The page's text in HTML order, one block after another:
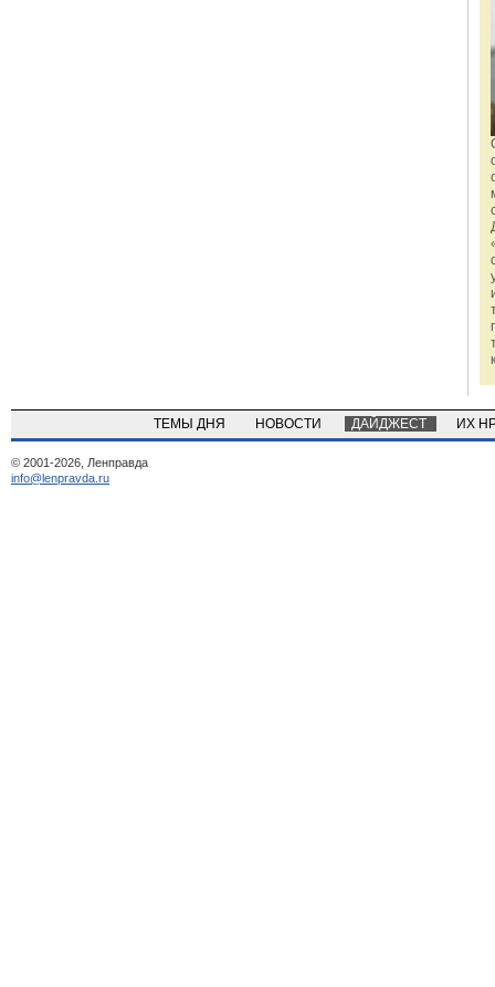
ТЕМЫ ДНЯ НОВОСТИ ДАЙДЖЕСТ ИХ
© 2001-2026, Ленправда
info@lenpravda.ru